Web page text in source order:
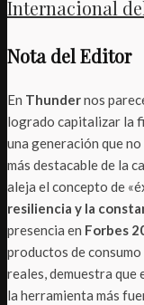
Internacional
Nota del Editor
En Thundernos
logrado capitalizar la
una generación que
más destacable de la
aleja el concepto de
resiliencia y la
presencia en Forbes
productos de
reales, demuestra que
la herramienta más